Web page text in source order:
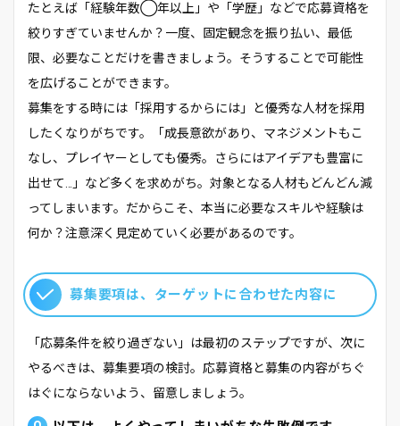
たとえば「経験年数◯年以上」や「学歴」などで応募資格を
絞りすぎていませんか？一度、固定観念を振り払い、最低
限、必要なことだけを書きましょう。そうすることで可能性
を広げることができます。
募集をする時には「採用するからには」と優秀な人材を採用
したくなりがちです。「成長意欲があり、マネジメントもこ
なし、プレイヤーとしても優秀。さらにはアイデアも豊富に
出せて…」など多くを求めがち。対象となる人材もどんどん減
ってしまいます。だからこそ、本当に必要なスキルや経験は
何か？注意深く見定めていく必要があるのです。
募集要項は、ターゲットに合わせた内容に
「応募条件を絞り過ぎない」は最初のステップですが、次に
やるべきは、募集要項の検討。応募資格と募集の内容がちぐ
はぐにならないよう、留意しましょう。